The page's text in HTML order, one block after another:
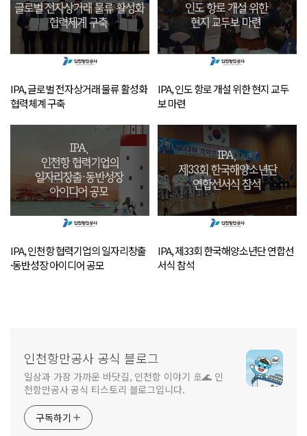
IPA, 글로벌 전자상거래 물류 활성화
협력체계 구축
IPA, 인도 항로 개설 위한 현지 교두
보 마련
IPA, 인천항 협력기업의 일자리창출
·동반성장 아이디어 공모
IPA, 제33회 한국해양소년단 연합선
서식 참석
인천항만공사 공식 블로그
일상과 가장 가까운 바닷길, 인천항 이야기 🚢🌊 인
천항만공사 공식 티스토리 블로그입니다.
구독하기